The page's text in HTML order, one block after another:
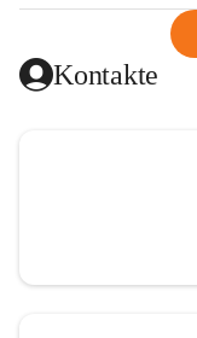
Aus diesem Grund
Schmuggel zu
Überfällen und
wirtschaftlich ging
1926. Es folgten
Unanbringlichkeit
Anschluss an das
Weltkrieg
26 Männer an der
Kontakte